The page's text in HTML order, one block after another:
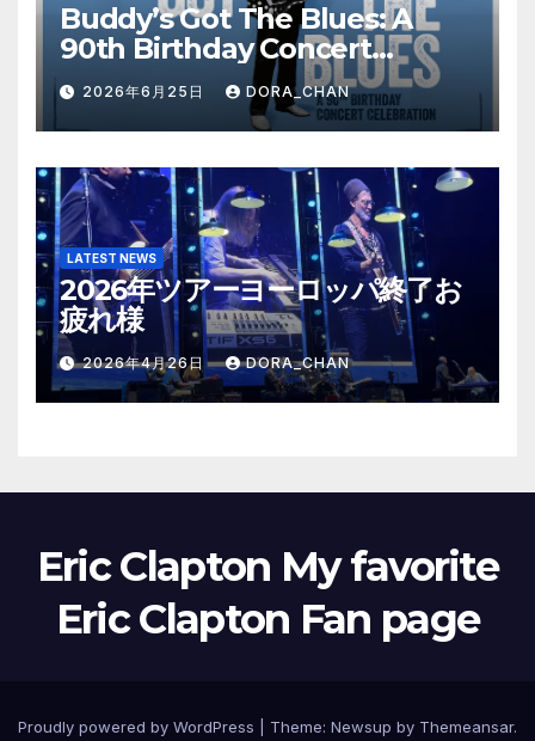
Buddy’s Got The Blues: A
90th Birthday Concert
Celebration
2026年6月25日 DORA_CHAN
LATEST NEWS
2026年ツアーヨーロッパ終了お
疲れ様
2026年4月26日 DORA_CHAN
Eric Clapton My favorite
Eric Clapton Fan page
Proudly powered by WordPress Theme: Newsup by Themeansar.